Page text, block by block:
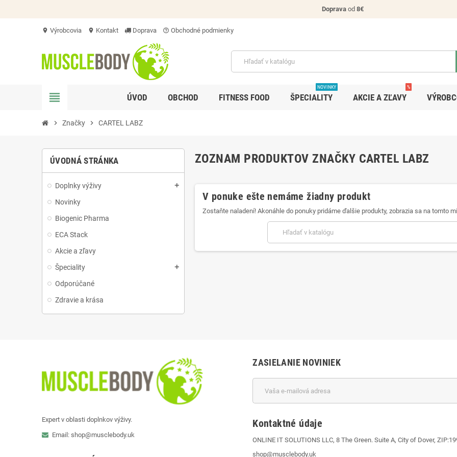
Doprava od 8€
location_on Výrobcovia location_on Kontakt Doprava help_outline Obchodné podmienky
view_headline ÚVOD OBCHOD FITNESS FOOD ŠPECIALITY
NOVINKY
AKCIE A ZĽAVY
%
chevron_right Značky chevron_right CARTEL LABZ
ÚVODNÁ STRÁNKA
Doplnky výživy add
Novinky
Biogenic Pharma
ECA Stack
Akcie a zľavy
Špeciality
add
Odporúčané
Zdravie a krása
ZOZNAM PRODUKTOV ZNAČKY CARTEL LABZ
V ponuke ešte nemáme žiadny produkt
Zostaňte naladení! Akonáhle do ponuky pridáme ďalšie produkty, zobrazia sa na tomto
Expert v oblasti doplnkov výživy.
Email: shop@musclebody.uk
ZASIELANIE NOVINIEK
Kontaktné údaje
ONLINE IT SOLUTIONS LLC, 8 The Green. Suite A, City of Dover,
shop@musclebody.uk